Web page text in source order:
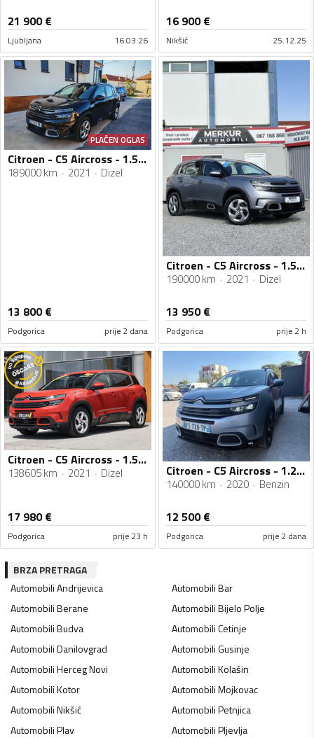
21 900€
Ljubljana 16.03.26
16 900€
Nikšić 25.12.25
PLAĆEN OGLAS
Citroen - C5 Aircross - 1.5hdi, automatik
189000 km 2021 Dizel
13 800€
Podgorica prije 2 dana
Citroen - C5 Aircross - 1.5 HDI
190000 km 2021 Dizel
13 950€
Podgorica prije 2 h
Citroen - C5 Aircross - 1.5 HDI
138605 km 2021 Dizel
17 980€
Podgorica prije 23 h
Citroen - C5 Aircross - 1.2 SHINE
140000 km 2020 Benzin
12 500€
Podgorica prije 2 dana
BRZA PRETRAGA
AutomobiliAndrijevica AutomobiliBar
AutomobiliBerane AutomobiliBijelo Polje
AutomobiliBudva AutomobiliCetinje
AutomobiliDanilovgrad AutomobiliGusinje
AutomobiliHerceg Novi AutomobiliKolašin
AutomobiliKotor AutomobiliMojkovac
AutomobiliNikšić AutomobiliPetnjica
AutomobiliPlav AutomobiliPljevlja